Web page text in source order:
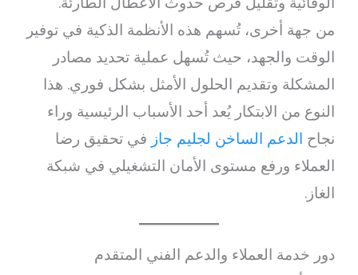
من جهة أخرى، تُسهم هذه الأنظمة الذكية في توفير
الوقت والجهد، حيث تُسهل عملية تحديد مصادر
المشكلة وتقديم الحلول الأمثل بشكل فوري. هذا
النوع من الابتكار يُعد أحد الأسباب الرئيسية وراء
نجاح الدعم الساخن لجليم جاز في تحقيق رضا
العملاء ورفع مستوى الأمان التشغيلي في شبكة
الغاز.
دور خدمة العملاء والدعم الفني المتقدم